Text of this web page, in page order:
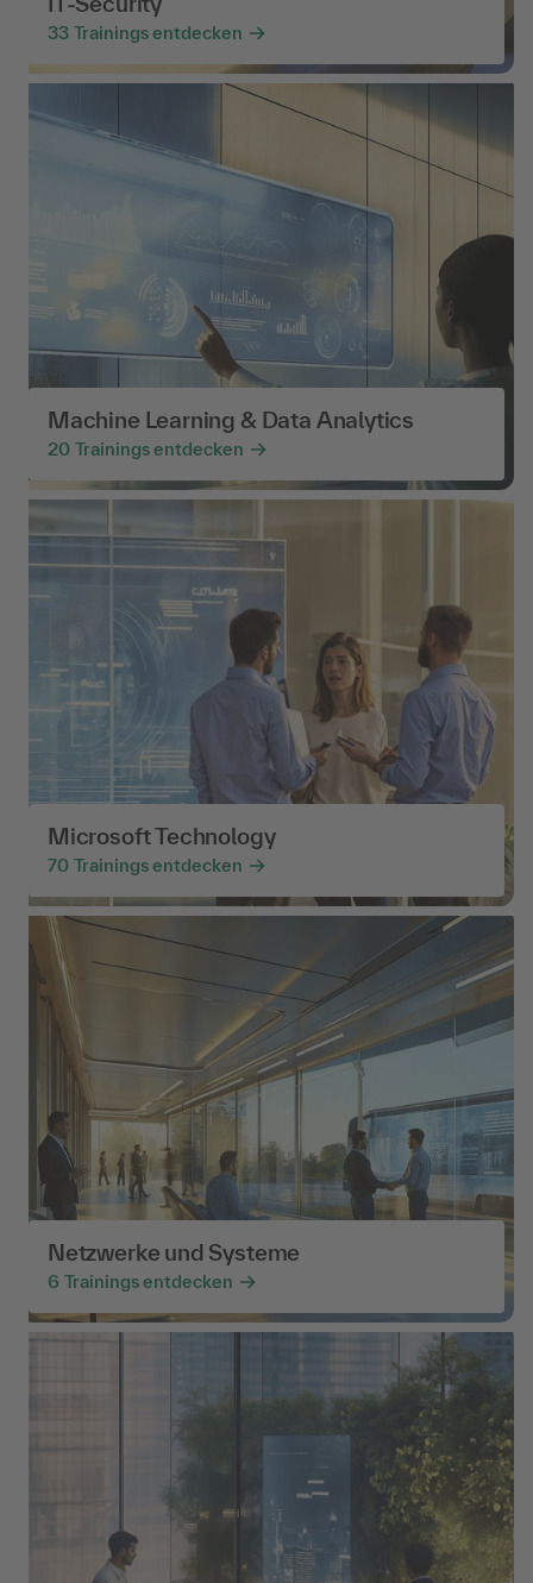
33 Trainings entdecken
Machine Learning & Data Analytics
20 Trainings entdecken
Microsoft Technology
70 Trainings entdecken
Netzwerke und Systeme
6 Trainings entdecken